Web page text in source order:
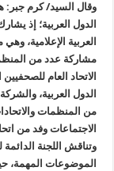
وقال السيد/ كرم
العربية الإعلامية،
مشاركة عدد من
الاتحاد العام
الدول العربية،
من المنظمات
الاجتماعات وفد من
وتناقش اللجنة
الموضوعات المهمة،